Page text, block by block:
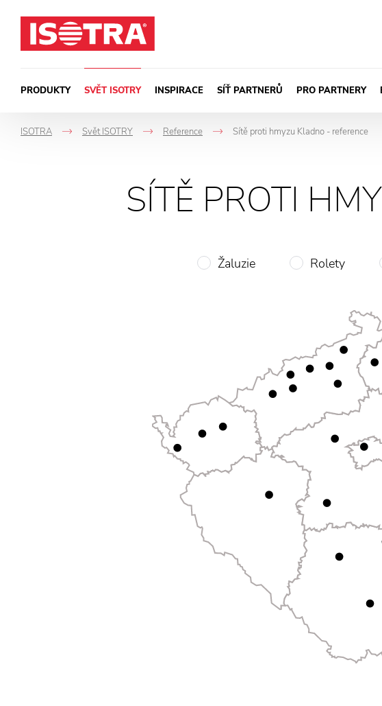
PRODUKTY SVĚT ISOTRY INSPIRACE SÍŤ PARTNERŮ PRO PARTNERY
ISOTRA
->
Svět ISOTRY
->
Reference Sítě proti hmyzu Kladno - reference
SÍTĚ PROTI
Žaluzie Rolety